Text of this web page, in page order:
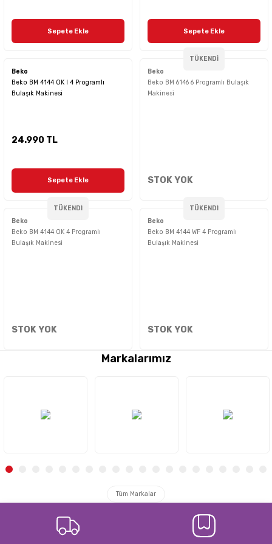
Sepete Ekle Sepete Ekle
Beko
Beko BM 4144 OK I 4 Programlı
Bulaşık Makinesi
24.990 TL
Sepete Ekle
TÜKENDİ
Beko
Beko BM 6146 6 Programlı Bulaşık
Makinesi
STOK YOK
TÜKENDİ
Beko
Beko BM 4144 OK 4 Programlı
Bulaşık Makinesi
STOK YOK
TÜKENDİ
Beko
Beko BM 4144 WF 4 Programlı
Bulaşık Makinesi
STOK YOK
Markalarımız
Tüm Markalar